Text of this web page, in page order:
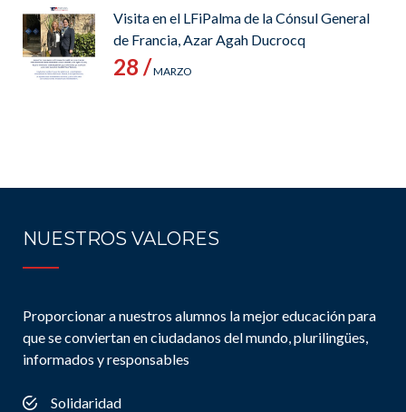
Visita en el LFiPalma de la Cónsul General
de Francia, Azar Agah Ducrocq
28 /MARZO
NUESTROS VALORES
Proporcionar a nuestros alumnos la mejor educación para
que se conviertan en ciudadanos del mundo, plurilingües,
informados y responsables
Solidaridad